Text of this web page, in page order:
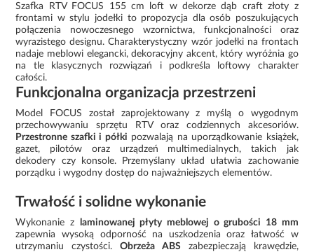
Szafka RTV FOCUS 155 cm loft w dekorze dąb craft złoty z
frontami w stylu jodełki to propozycja dla osób poszukujących
połączenia nowoczesnego wzornictwa, funkcjonalności oraz
wyrazistego designu. Charakterystyczny wzór jodełki na frontach
nadaje meblowi elegancki, dekoracyjny akcent, który wyróżnia go
na tle klasycznych rozwiązań i podkreśla loftowy charakter
całości.
Funkcjonalna organizacja przestrzeni
Model FOCUS został zaprojektowany z myślą o wygodnym
przechowywaniu sprzętu RTV oraz codziennych akcesoriów.
Przestronne szafki i półki pozwalają na uporządkowanie książek,
gazet, pilotów oraz urządzeń multimedialnych, takich jak
dekodery czy konsole. Przemyślany układ ułatwia zachowanie
porządku i wygodny dostęp do najważniejszych elementów.
Trwałość i solidne wykonanie
Wykonanie z
laminowanej płyty meblowej o grubości 18 mm
zapewnia wysoką odporność na uszkodzenia oraz łatwość w
utrzymaniu czystości.Obrzeża ABS zabezpieczają krawędzie,